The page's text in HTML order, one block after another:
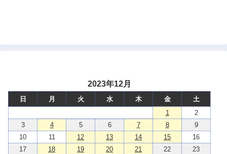
2023年12月
日 月 火 水 木 金
土
1
2
3
4 5 6 7 8
9
10
11 12 13 14 15
16
17
18 19 20 21 22
23